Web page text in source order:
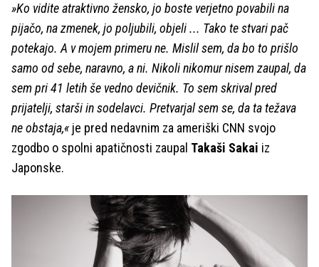
»Ko vidite atraktivno žensko, jo boste verjetno povabili na
pijačo, na zmenek, jo poljubili, objeli ... Tako te stvari pač
potekajo. A v mojem primeru ne. Mislil sem, da bo to prišlo
samo od sebe, naravno, a ni. Nikoli nikomur nisem zaupal, da
sem pri 41 letih še vedno devičnik. To sem skrival pred
prijatelji, starši in sodelavci. Pretvarjal sem se, da ta težava
ne obstaja,« je pred nedavnim za ameriški CNN svojo
zgodbo o spolni apatičnosti zaupal Takaši Sakai iz
Japonske.